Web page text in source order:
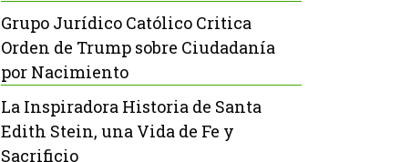
Grupo Jurídico Católico Critica
Orden de Trump sobre Ciudadanía
por Nacimiento
La Inspiradora Historia de Santa
Edith Stein, una Vida de Fe y
Sacrificio